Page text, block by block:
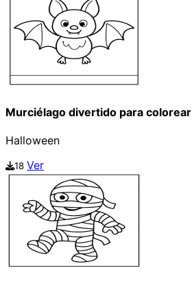
Murciélago divertido para colorear
Halloween
18 Ver